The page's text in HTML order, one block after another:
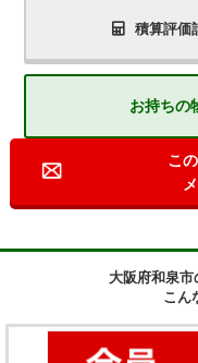
積算評価
お持ちの
こ
大阪府和泉
こん